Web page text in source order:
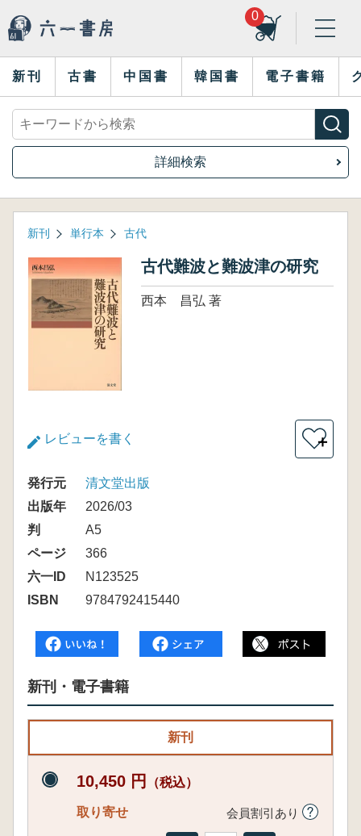
0
新刊 古書 中国書 韓国書 電子書籍
詳細検索
新刊 単行本 古代
古代難波と難波津の研究
西本 昌弘 著
レビューを書く ＋
発行元
清文堂出版
出版年
2026/03
判
A5
ページ
366
六一ID
N123525
ISBN
9784792415440
新刊・電子書籍
新刊
10,450 円 （税込）
取り寄せ 会員割引あり